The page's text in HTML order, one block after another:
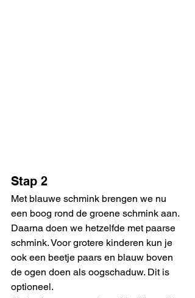
Stap 2
Met blauwe schmink brengen we nu
een boog rond de groene schmink aan.
Daarna doen we hetzelfde met paarse
schmink. Voor grotere kinderen kun je
ook een beetje paars en blauw boven
de ogen doen als oogschaduw. Dit is
optioneel.